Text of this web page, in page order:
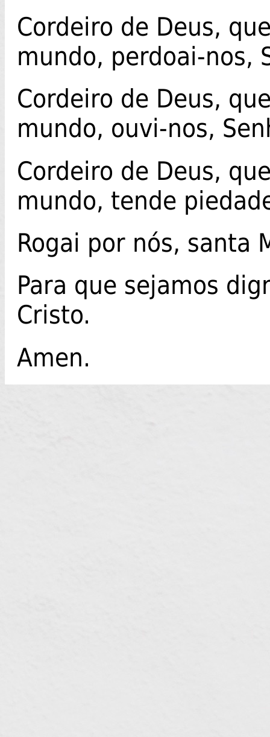
Cordeiro de Deus,
mundo, perdoai-nos,
Cordeiro de Deus,
mundo, ouvi-nos,
Cordeiro de Deus,
mundo, tende
Rogai por nós, santa
Para que sejamos
Cristo.
Amen.